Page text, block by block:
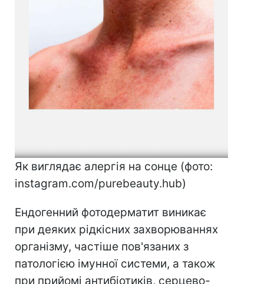
Як виглядає алергія на сонце (фото:
instagram.com/purebeauty.hub)
Ендогенний фотодерматит виникає
при деяких рідкісних захворюваннях
організму, частіше пов'язаних з
патологією імунної системи, а також
при прийомі антибіотиків, серцево-